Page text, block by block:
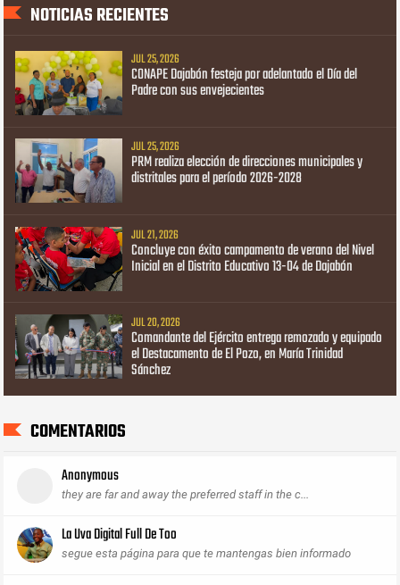
NOTICIAS RECIENTES
JUL 25, 2026
CONAPE Dajabón festeja por adelantado el Día del
Padre con sus envejecientes
JUL 25, 2026
PRM realiza elección de direcciones municipales y
distritales para el período 2026-2028
JUL 21, 2026
Concluye con éxito campamento de verano del Nivel
Inicial en el Distrito Educativo 13-04 de Dajabón
JUL 20, 2026
Comandante del Ejército entrega remozado y equipado
el Destacamento de El Pozo, en María Trinidad
Sánchez
COMENTARIOS
Anonymous
they are far and away the preferred staff in the c...
La Uva Digital Full De Too
segue esta página para que te mantengas bien informado